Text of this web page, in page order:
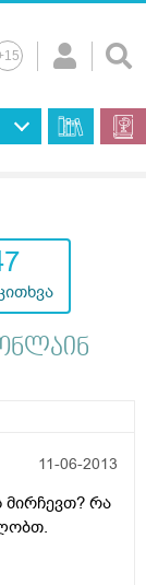
11-06-2013
მირჩევთ? რა